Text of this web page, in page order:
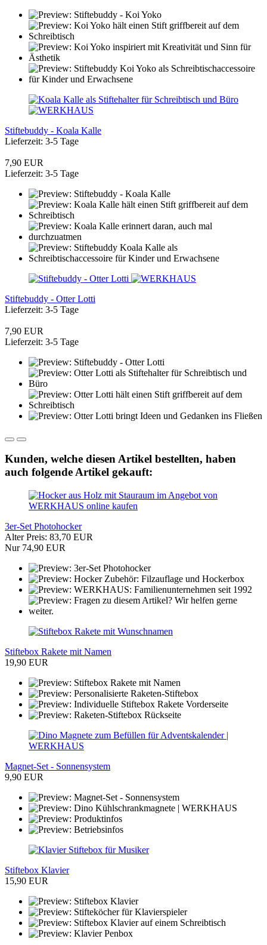
Stiftebuddy - Koala Kalle
Lieferzeit: 3-5 Tage
7,90 EUR
Lieferzeit: 3-5 Tage
Stiftebuddy - Otter Lotti
Lieferzeit: 3-5 Tage
7,90 EUR
Lieferzeit: 3-5 Tage
Kunden, welche diesen Artikel bestellten, haben
auch folgende Artikel gekauft:
3er-Set Photohocker
Alter Preis: 83,70 EUR
Nur 74,90 EUR
Stiftebox Rakete mit Namen
19,90 EUR
Magnet-Set - Sonnensystem
9,90 EUR
Stiftebox Klavier
15,90 EUR